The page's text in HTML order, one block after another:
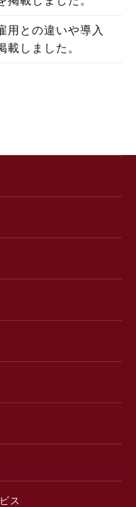
用との違いや導入
しました。
ス